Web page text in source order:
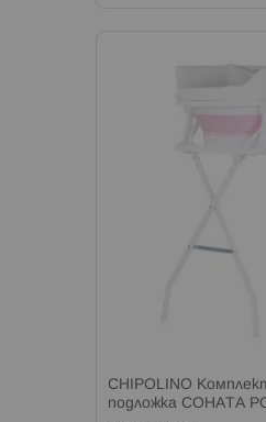
CHIPOLINO
подложка СОНАТА